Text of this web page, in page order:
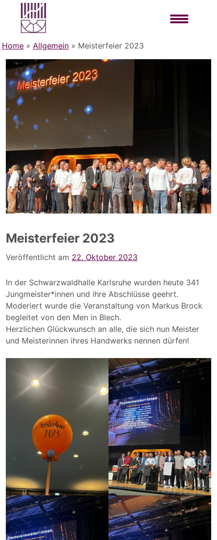
Home » Allgemein » Meisterfeier 2023
Meisterfeier 2023
Veröffentlicht am 22. Oktober 2023
In der Schwarzwaldhalle Karlsruhe wurden heute 341
Jungmeister*innen und ihre Abschlüsse geehrt.
Moderiert wurde die Veranstaltung von Markus Brock
begleitet von den Men in Blech.
Herzlichen Glückwunsch an alle, die sich nun Meister
und Meisterinnen ihres Handwerks nennen dürfen!